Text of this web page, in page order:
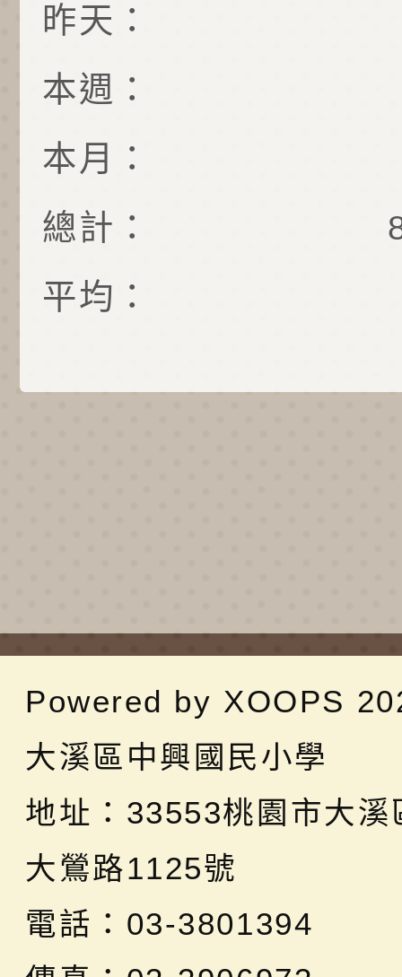
昨天：
本週：
本月：
總計：
平均：
Powered by XOOPS
大溪區中興國民小學
地址： 33553桃園市大溪
大鶯路1125號
電話：03-3801394